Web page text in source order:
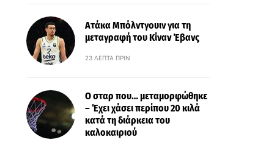
Ατάκα Μπόλντγουιν για τη
μεταγραφή του Κίναν Έβανς
23 ΛΕΠΤΆ ΠΡΙΝ
Ο σταρ που… μεταμορφώθηκε
– Έχει χάσει περίπου 20 κιλά
κατά τη διάρκεια του
καλοκαιριού